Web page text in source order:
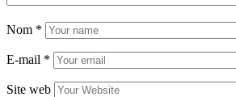
Nom *
E-mail *
Site web